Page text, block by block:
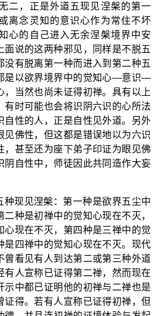
二，正是外道五现见涅槃的第一
离念灵知的意识心作为常住不坏
心的自己进入无余涅槃境界中安
面说的这两种邪见，同样是不脱五
没有脱离第一种而进入到第二种五
是以欲界境界中的觉知心—意识—
，当然也尚未证得初禅。具有以上
有时可能也会将识阴六识的心所法
自性的人，正是自性见外道。另外
见佛性，但这都是错误地以为六识
，甚至还为座下弟子印证为眼见佛
阴自性中，师徒因此共同造作大妄
种现见涅槃：第一种是欲界五尘中
种是初禅中的觉知心现在不灭，
心现在不灭，第四种是三禅中的觉
是四禅中的觉知心现在不灭。现代
曾看见有人到达第二或第三种外道
有人宣称已证得第二禅，然而现在
示中都已证明他的初禅与二禅也是
证得。若有人宣称已证得初禅，但